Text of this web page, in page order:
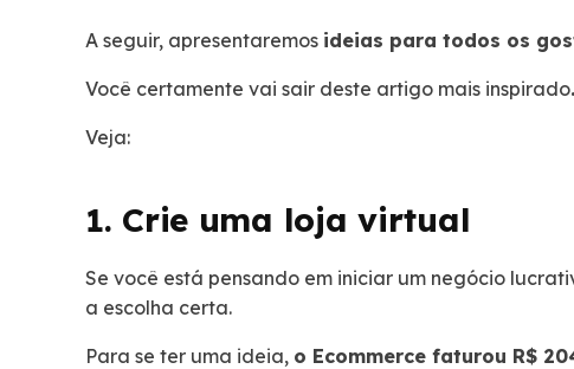
A seguir, apresentaremos ideias para todos os
Você certamente vai sair deste artigo mais inspirado.
Veja:
1. Crie uma loja virtual
Se você está pensando em iniciar um negócio
a escolha certa.
Para se ter uma ideia, o Ecommerce faturou R$